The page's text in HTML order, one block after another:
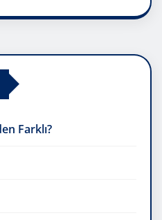
Farklı?